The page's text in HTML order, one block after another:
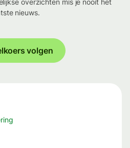
overzichten mis je nooit het
nieuws.
volgen